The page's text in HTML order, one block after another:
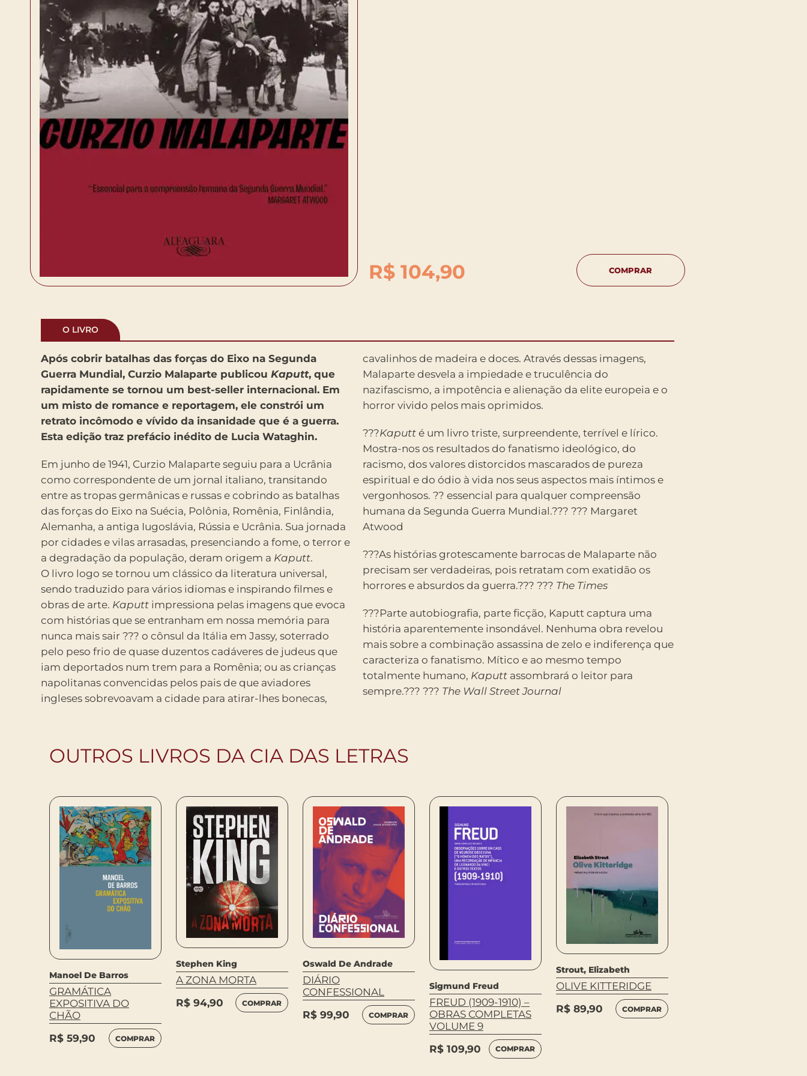
R$104,90 COMPRAR
O LIVRO
Após cobrir batalhas das forças do Eixo na Segunda
Guerra Mundial, Curzio Malaparte publicou Kaputt, que
rapidamente se tornou um best-seller internacional. Em
um misto de romance e reportagem, ele constrói um
retrato incômodo e vívido da insanidade que é a guerra.
Esta edição traz prefácio inédito de Lucia Wataghin.
Em junho de 1941, Curzio Malaparte seguiu para a Ucrânia
como correspondente de um jornal italiano, transitando
entre as tropas germânicas e russas e cobrindo as batalhas
das forças do Eixo na Suécia, Polônia, Romênia, Finlândia,
Alemanha, a antiga Iugoslávia, Rússia e Ucrânia. Sua jornada
por cidades e vilas arrasadas, presenciando a fome, o terror e
a degradação da população, deram origem a Kaputt.
O livro logo se tornou um clássico da literatura universal,
sendo traduzido para vários idiomas e inspirando filmes e
obras de arte. Kaputt impressiona pelas imagens que evoca
com histórias que se entranham em nossa memória para
nunca mais sair ??? o cônsul da Itália em Jassy, soterrado
pelo peso frio de quase duzentos cadáveres de judeus que
iam deportados num trem para a Romênia; ou as crianças
napolitanas convencidas pelos pais de que aviadores
ingleses sobrevoavam a cidade para atirar-lhes bonecas,
cavalinhos de madeira e doces. Através dessas imagens,
Malaparte desvela a impiedade e truculência do
nazifascismo, a impotência e alienação da elite europeia e o
horror vivido pelos mais oprimidos.
???Kaputt é um livro triste, surpreendente, terrível e lírico.
Mostra-nos os resultados do fanatismo ideológico, do
racismo, dos valores distorcidos mascarados de pureza
espiritual e do ódio à vida nos seus aspectos mais íntimos e
vergonhosos. ?? essencial para qualquer compreensão
humana da Segunda Guerra Mundial.??? ??? Margaret
Atwood
???As histórias grotescamente barrocas de Malaparte não
precisam ser verdadeiras, pois retratam com exatidão os
horrores e absurdos da guerra.??? ??? The Times
???Parte autobiografia, parte ficção, Kaputt captura uma
história aparentemente insondável. Nenhuma obra revelou
mais sobre a combinação assassina de zelo e indiferença que
caracteriza o fanatismo. Mítico e ao mesmo tempo
totalmente humano, Kaputt assombrará o leitor para
sempre.??? ??? The Wall Street Journal
OUTROS LIVROS DA CIA DAS LETRAS
Manoel De Barros
GRAMÁTICA
EXPOSITIVA DO
CHÃO
R$ 59,90 COMPRAR
Stephen King
A ZONA MORTA
R$ 94,90 COMPRAR
Oswald De Andrade
DIÁRIO
CONFESSIONAL
R$ 99,90 COMPRAR
Sigmund Freud
FREUD (1909-1910) –
OBRAS COMPLETAS
VOLUME 9
R$ 109,90 COMPRAR
Strout, Elizabeth
OLIVE KITTERIDGE
R$ 89,90 COMPRAR